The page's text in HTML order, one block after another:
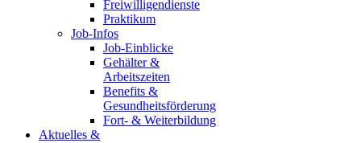
Freiwilligendienste
Praktikum
Job-Infos
Job-Einblicke
Gehälter &
Arbeitszeiten
Benefits &
Gesundheitsförderung
Fort- & Weiterbildung
Aktuelles &